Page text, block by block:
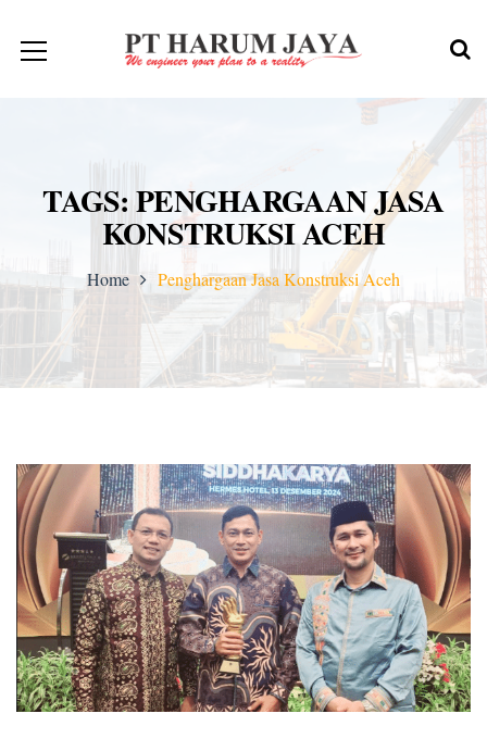
TAGS: PENGHARGAAN JASA
KONSTRUKSI ACEH
Home Penghargaan Jasa Konstruksi Aceh